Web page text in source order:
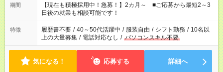
たくない」 など、ご希望を教えてくださいね。 ※Wワーク希望
の方へ 今ご覧のお仕事で希望する勤務時間と、もう1つのお仕事
の勤務時間。 合計で週40時間を超える場合は応募できません。
期間
【現在も積極採用中！急募！】2カ月～ ■ご応募から最短2～3
日後の就業も相談可能です！
特徴 履歴書不要 / 40～50代活躍中 / 服装自由 / シフト勤務 / 10名以
上の大量募集 / 電話対応なし / パソコンスキル不要
気になる！ 応募する 詳細へ